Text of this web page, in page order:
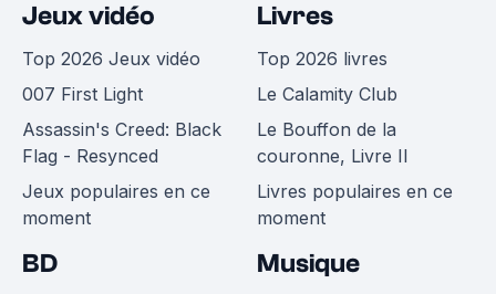
Jeux vidéo
Top 2026 Jeux vidéo
007 First Light
Assassin's Creed: Black
Flag - Resynced
Jeux populaires en ce
moment
Livres
Top 2026 livres
Le Calamity Club
Le Bouffon de la
couronne, Livre II
Livres populaires en ce
moment
BD Musique